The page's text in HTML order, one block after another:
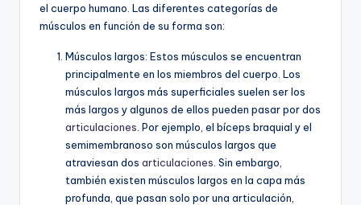
el cuerpo humano. Las diferentes categorías de
músculos en función de su forma son:
Músculos largos: Estos músculos se encuentran
principalmente en los miembros del cuerpo. Los
músculos largos más superficiales suelen ser los
más largos y algunos de ellos pueden pasar por dos
articulaciones . Por ejemplo, el bíceps braquial y el
semimembranoso son músculos largos que
atraviesan dos articulaciones . Sin embargo,
también existen músculos largos en la capa más
profunda, que pasan solo por una articulación,